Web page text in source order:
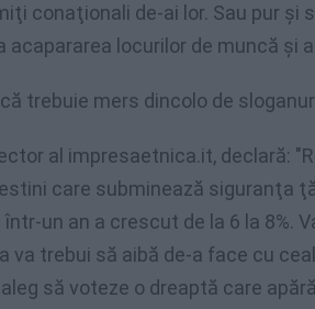
conaţionali de-ai lor. Sau pur şi
acapararea locurilor de muncă şi
trebuie mers dincolo de
al impresaetnica.it, declară:
care subminează siguranţa
un an a crescut de la 6 la 8%.
va trebui să aibă de-a face cu
să voteze o dreaptă care